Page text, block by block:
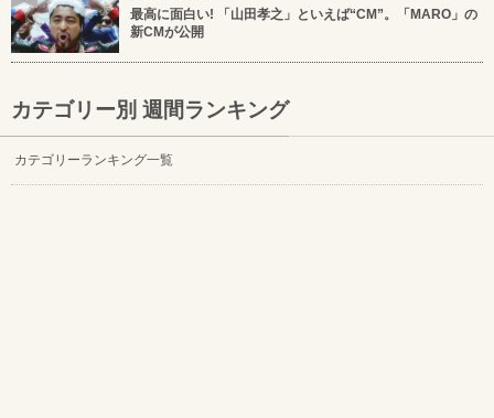
最高に面白い! 「山田孝之」といえば“CM”。「MARO」の
新CMが公開
カテゴリー別 週間ランキング
カテゴリーランキング一覧